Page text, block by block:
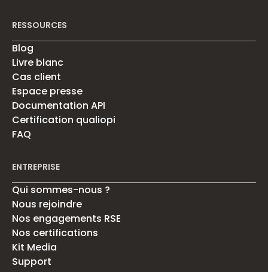
RESSOURCES
Blog
Livre blanc
Cas client
Espace presse
Documentation API
Certification qualiopi
FAQ
ENTREPRISE
Qui sommes-nous ?
Nous rejoindre
Nos engagements RSE
Nos certifications
Kit Media
Support